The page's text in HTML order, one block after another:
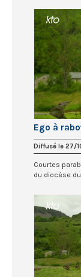
Ego à
Diffusé le 27/
Courtes
du diocèse